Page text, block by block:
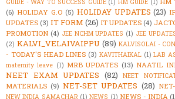
GUIDE - WAY TO SUCCESS GUIDE (1) HM GUIDE (1)
(6) HOLIDAY G.O (5) HOLIDAY UPDATES (23)
UPDATES (3) IT FORM (26) IT UPDATES (4)
PROMOTION (4) JEE NCHM UPDATES (1) JEE
(2) KALVI_VELAIVAIPPU (89) KALVISOLAI -
- TODAY'S HEAD LINES (3) KAVITHAIKAL (1) LAB
maternity leave (1) MRB UPDATES (13) NAATIL
NEET EXAM UPDATES (82) NEET
MATERIALS (9) NET-SET UPDATES (28)
NEW INDIA SAMACHAR (1) NEWS (1) NEWS - INDIA